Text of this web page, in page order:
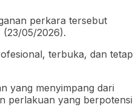
perkara tersebut
(23/05/2026).
terbuka, dan tetap
yang menyimpang dari
perlakuan yang berpotensi